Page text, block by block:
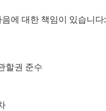
에 대한 책임이 있습니다:
할권 준수